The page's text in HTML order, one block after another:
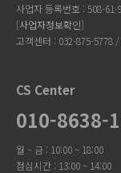
사업자 등록번호 : 508-61-
[사업자정보확인]
고객센터 : 032-875-5778
CS Center
010-8638-
월 ~ 금 : 10:00 ~ 18:00
점심시간 : 13:00 ~ 14:00